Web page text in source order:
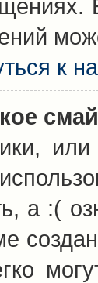
к
или
а :(